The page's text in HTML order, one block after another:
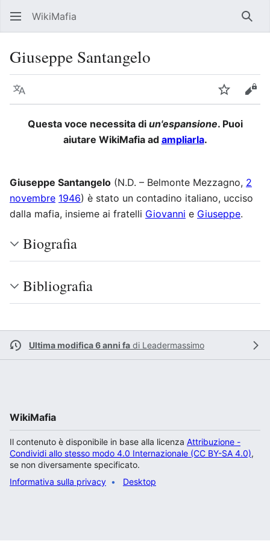
WikiMafia
Giuseppe Santangelo
Lingua Segui
Questa voce necessita di un'espansione. Puoi
aiutare WikiMafia ad ampliarla.
Giuseppe Santangelo (N.D. – Belmonte Mezzagno, 2
novembre 1946) è stato un contadino italiano, ucciso
dalla mafia, insieme ai fratelli Giovanni e Giuseppe.
Biografia
Bibliografia
Ultima modifica 6 anni fa di Leadermassimo
WikiMafia
Il contenuto è disponibile in base alla licenza Attribuzione -
Condividi allo stesso modo 4.0 Internazionale (CC BY-SA 4.0),
se non diversamente specificato.
Informativa sulla privacy
Desktop